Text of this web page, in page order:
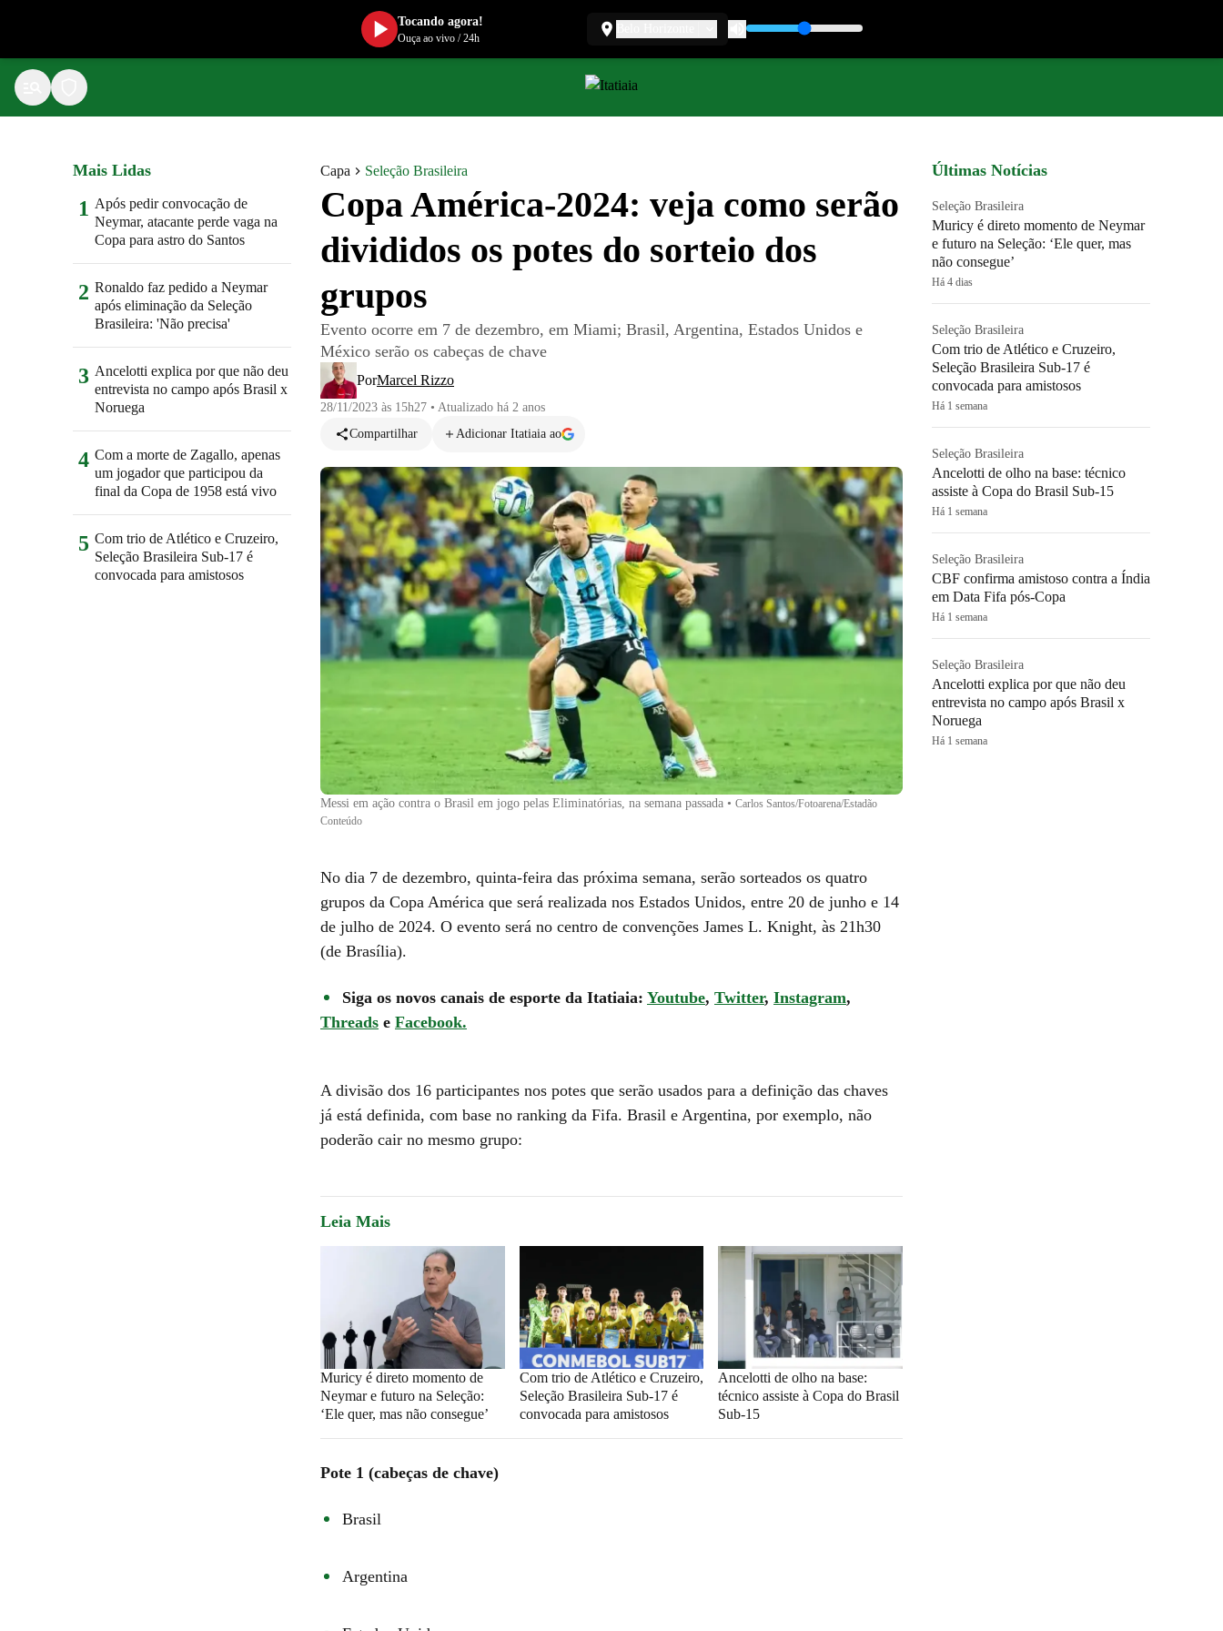
Capa Seleção Brasileira
Copa América-2024: veja como serão
divididos os potes do sorteio dos
grupos
Evento ocorre em 7 de dezembro, em Miami; Brasil, Argentina, Estados Unidos e
México serão os cabeças de chave
PorMarcel Rizzo
28/11/2023 às 15h27 • Atualizado há 2 anos
Compartilhar
Adicionar Itatiaia ao
Messi em ação contra o Brasil em jogo pelas Eliminatórias, na semana passada • Carlos Santos/Fotoarena/Estadão
Conteúdo
No dia 7 de dezembro, quinta-feira das próxima semana, serão sorteados os quatro
grupos da Copa América que será realizada nos Estados Unidos, entre 20 de junho e 14
de julho de 2024. O evento será no centro de convenções James L. Knight, às 21h30
(de Brasília).
Siga os novos canais de esporte da Itatiaia: Youtube, Twitter, Instagram,
Threads e Facebook.
A divisão dos 16 participantes nos potes que serão usados para a definição das chaves
já está definida, com base no ranking da Fifa. Brasil e Argentina, por exemplo, não
poderão cair no mesmo grupo:
Leia Mais
Muricy é direto momento de
Neymar e futuro na Seleção:
‘Ele quer, mas não consegue’
Com trio de Atlético e Cruzeiro,
Seleção Brasileira Sub-17 é
convocada para amistosos
Ancelotti de olho na base:
técnico assiste à Copa do Brasil
Sub-15
Pote 1 (cabeças de chave)
Brasil
Argentina
Mais Lidas
1 Após pedir convocação de
Neymar, atacante perde vaga na
Copa para astro do Santos
2 Ronaldo faz pedido a Neymar
após eliminação da Seleção
Brasileira: 'Não precisa'
3 Ancelotti explica por que não deu
entrevista no campo após Brasil x
Noruega
4 Com a morte de Zagallo, apenas
um jogador que participou da
final da Copa de 1958 está vivo
5 Com trio de Atlético e Cruzeiro,
Seleção Brasileira Sub-17 é
convocada para amistosos
Últimas Notícias
Seleção Brasileira
Muricy é direto momento de Neymar
e futuro na Seleção: ‘Ele quer, mas
não consegue’
Há 4 dias
Seleção Brasileira
Com trio de Atlético e Cruzeiro,
Seleção Brasileira Sub-17 é
convocada para amistosos
Há 1 semana
Seleção Brasileira
Ancelotti de olho na base: técnico
assiste à Copa do Brasil Sub-15
Há 1 semana
Seleção Brasileira
CBF confirma amistoso contra a Índia
em Data Fifa pós-Copa
Há 1 semana
Seleção Brasileira
Ancelotti explica por que não deu
entrevista no campo após Brasil x
Noruega
Há 1 semana
Tocando agora!
Ouça ao vivo/24h